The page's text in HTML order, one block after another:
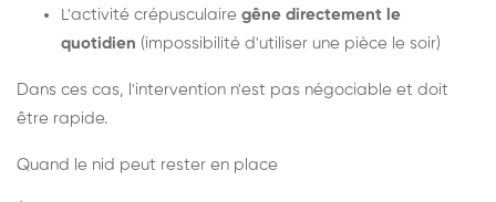
L'activité crépusculaire gêne directement le
quotidien (impossibilité d'utiliser une pièce le soir)
Dans ces cas, l'intervention n'est pas négociable et doit
être rapide.
Quand le nid peut rester en place